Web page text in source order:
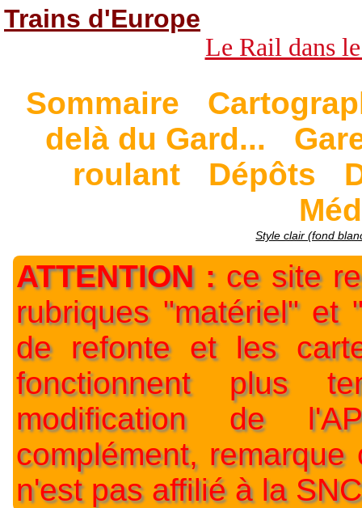
Trains d'Europe
Le Rail dans
Sommaire
delà du Gard...
roulant
Dépôts
Style clair (fond
ATTENTION :ce site
rubriques "matériel" et
de refonte et les
fonctionnent plus
modification de
complément,
n'est pas affilié à la